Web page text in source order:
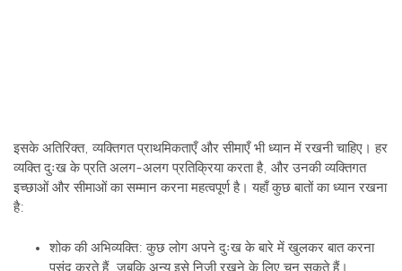
आध्यात्मिक विश्वासों को समझने का प्रयास करें और इन विश्वासों का
सम्मान करें।
कैसे सम्मान दिखाएं
सांस्कृतिक और व्यक्तिगत विचारों के प्रति सम्मान दिखाना आपके दुःख समर्थन के
दृष्टिकोण का एक महत्वपूर्ण हिस्सा होना चाहिए। यहाँ कुछ तरीके दिए गए हैं जिनसे